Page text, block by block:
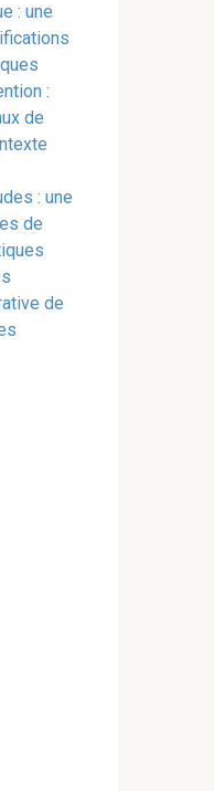
: une
:
de
: une
de
de